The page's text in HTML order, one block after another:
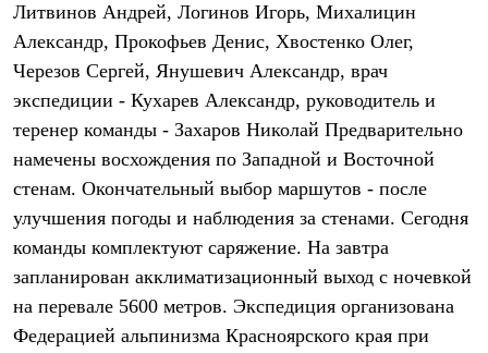
Дневник капитана
Каталог дилеров
Компания
Баск сегодня
История
Отцы основатели
Производство
Баск в вашем городе
Контроль качества
Команда Баск
Сотрудничество
Стать дилером
Корпоративным клиентам
Услуги
Литвинов Андрей, Логинов Игорь, Михалицин
Александр, Прокофьев Денис, Хвостенко Олег,
Черезов Сергей, Янушевич Александр, врач
экспедиции - Кухарев Александр, руководитель и
теренер команды - Захаров Николай Предварительно
намечены восхождения по Западной и Восточной
стенам. Окончательный выбор маршутов - после
улучшения погоды и наблюдения за стенами. Сегодня
команды комплектуют саряжение. На завтра
запланирован акклиматизационный выход с ночевкой
на перевале 5600 метров. Экспедиция организована
Федерацией альпинизма Красноярского края при